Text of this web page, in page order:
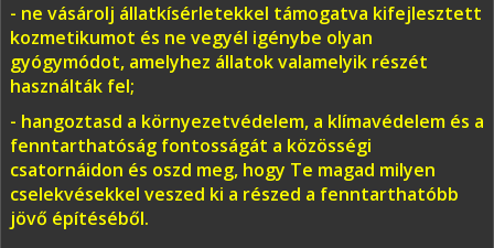
- ne vásárolj állatkísérletekkel támogatva kifejlesztett
kozmetikumot és ne vegyél igénybe olyan
gyógymódot, amelyhez állatok valamelyik részét
használták fel;
- hangoztasd a környezetvédelem, a klímavédelem és a
fenntarthatóság fontosságát a közösségi
csatornáidon és oszd meg, hogy Te magad milyen
cselekvésekkel veszed ki a részed a fenntarthatóbb
jövő építéséből.